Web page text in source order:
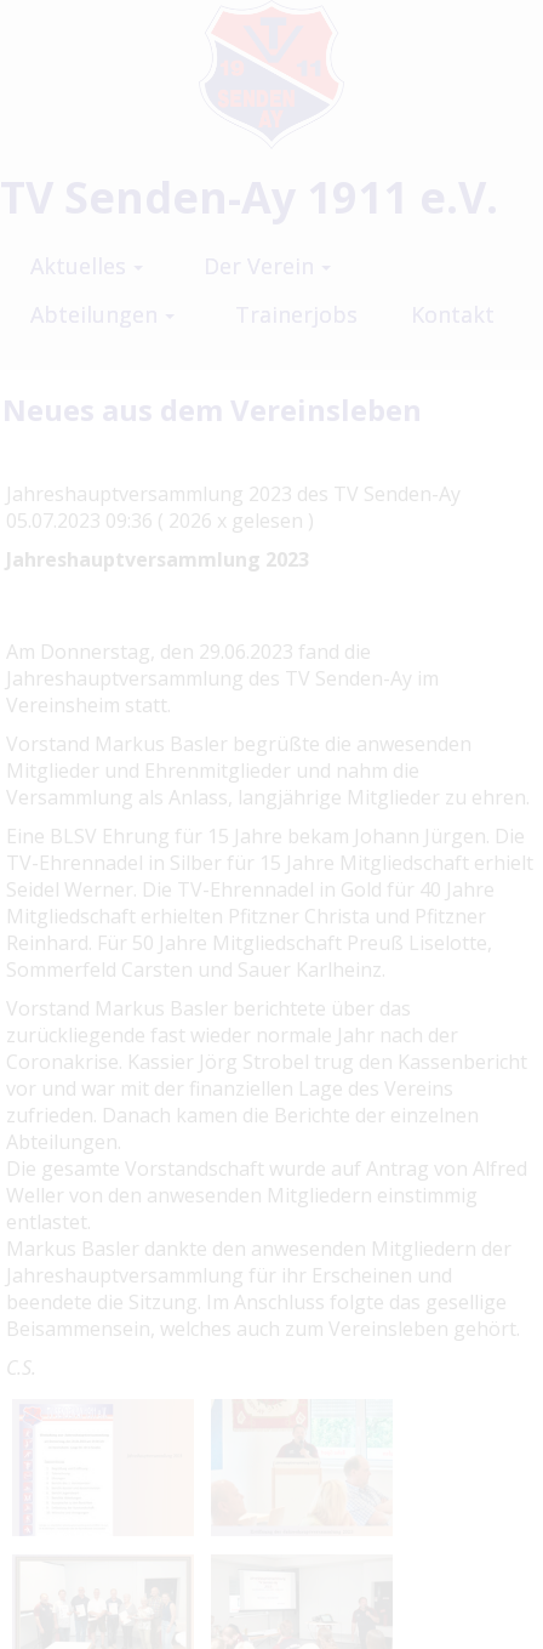
Jahreshauptversammlung 2023 des TV Senden-Ay
05.07.2023 09:36 ( 2026 x gelesen )
Jahreshauptversammlung 2023
Am Donnerstag, den 29.06.2023 fand die
Jahreshauptversammlung des TV Senden-Ay im
Vereinsheim statt.
Vorstand Markus Basler begrüßte die anwesenden
Mitglieder und Ehrenmitglieder und nahm die
Versammlung als Anlass, langjährige Mitglieder zu ehren.
Eine BLSV Ehrung für 15 Jahre bekam Johann Jürgen. Die
TV-Ehrennadel in Silber für 15 Jahre Mitgliedschaft erhielt
Seidel Werner. Die TV-Ehrennadel in Gold für 40 Jahre
Mitgliedschaft erhielten Pfitzner Christa und Pfitzner
Reinhard. Für 50 Jahre Mitgliedschaft Preuß Liselotte,
Sommerfeld Carsten und Sauer Karlheinz.
Vorstand Markus Basler berichtete über das
zurückliegende fast wieder normale Jahr nach der
Coronakrise. Kassier Jörg Strobel trug den Kassenbericht
vor und war mit der finanziellen Lage des Vereins
zufrieden. Danach kamen die Berichte der einzelnen
Abteilungen.
Die gesamte Vorstandschaft wurde auf Antrag von Alfred
Weller von den anwesenden Mitgliedern einstimmig
entlastet.
Markus Basler dankte den anwesenden Mitgliedern der
Jahreshauptversammlung für ihr Erscheinen und
beendete die Sitzung. Im Anschluss folgte das gesellige
Beisammensein, welches auch zum Vereinsleben gehört.
C.S.